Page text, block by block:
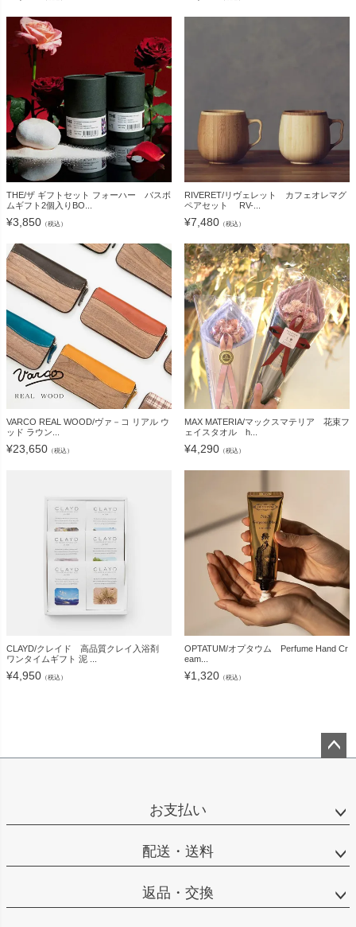
THE/ザ ギフトセット フォーハー バスボ
ムギフト2個入りBO...
¥3,850 （税込）
RIVERET/リヴェレット カフェオレマグ
ペアセット RV-...
¥7,480 （税込）
VARCO REAL WOOD/ヴァ－コ リアル ウ
ッド ラウン...
¥23,650 （税込）
MAX MATERIA/マックスマテリア 花束フ
ェイスタオル h...
¥4,290 （税込）
CLAYD/クレイド 高品質クレイ入浴剤
ワンタイムギフト 泥 ...
¥4,950 （税込）
OPTATUM/オプタウム Perfume Hand Cr
eam...
¥1,320 （税込）
お支払い
配送・送料
返品・交換